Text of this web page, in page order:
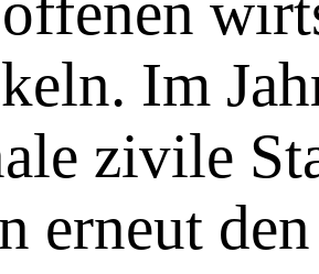
Im
zivile
erneut